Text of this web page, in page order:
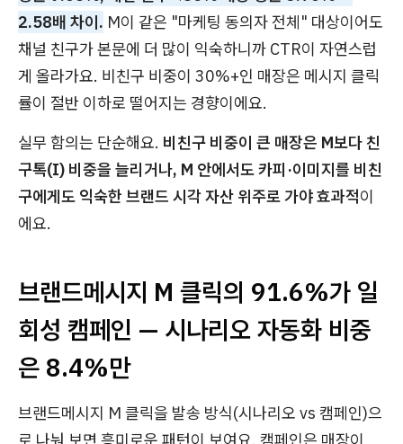
2.58배 차이. M이 같은 "마케팅 동의자 전체" 대상이어도
채널 친구가 본문에 더 많이 익숙하니까 CTR이 자연스럽
게 올라가요. 비친구 비중이 30%+인 매장은 메시지 클릭
률이 절반 이하로 떨어지는 경향이에요.
실무 함의는 단순해요. 비친구 비중이 큰 매장은 M보다 친
구톡(I) 비중을 늘리거나, M 안에서도 카피·이미지를 비친
구에게도 익숙한 브랜드 시각 자산 위주로 가야 효과적이
에요.
브랜드메시지 M 클릭의 91.6%가 일
회성 캠페인 — 시나리오 자동화 비중
은 8.4%만
브랜드메시지 M 클릭을 발송 방식(시나리오 vs 캠페인)으